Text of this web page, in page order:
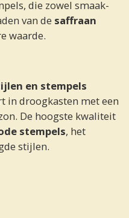
die zowel smaak-
van de saffraan
waarde.
en stempels
in droogkasten met een
De hoogste kwaliteit
stempels, het
stijlen.